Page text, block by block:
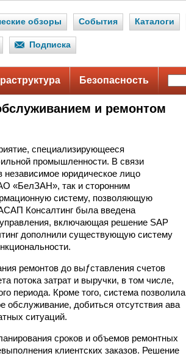
обзоры События Каталоги
Подписка
Безопасность
и ремонтом
специализирующееся
промышленности. В связи
юридическое лицо
«БелЗАН», так и сторонним
систему, позволяющую
Консалтинг была введена
включающая решение SAP
дополнили существующую систему
ремонтов до выƒставления счетов
потока затрат и выручки, в том числе,
периода. Кроме того, система позволила
обслуживание, добиться отсутствия ава
ситуаций.
сроков и объемов ремонтных
клиентских заказов. Решение